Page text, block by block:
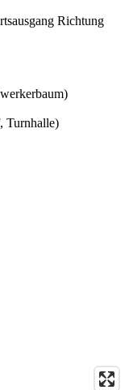
Richtung
Turnhalle)